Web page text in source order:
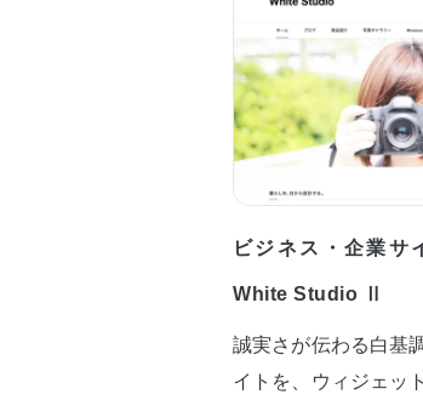
ビジネス・企業サ
White Studio Ⅱ
誠実さが伝わる白基
イトを、ウィジェッ